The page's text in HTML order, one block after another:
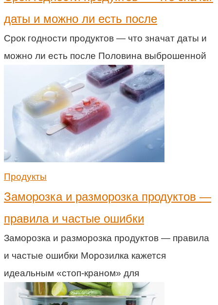
даты и можно ли есть после
Срок годности продуктов — что значат даты и
можно ли есть после Половина выброшенной
Продукты
Заморозка и разморозка продуктов —
правила и частые ошибки
Заморозка и разморозка продуктов — правила
и частые ошибки Морозилка кажется
идеальным «стоп-краном» для